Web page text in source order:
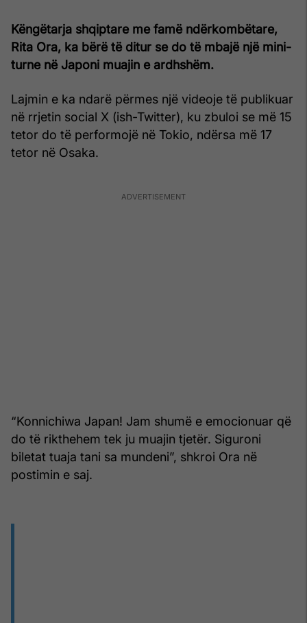
Këngëtarja shqiptare me famë ndërkombëtare,
Rita Ora, ka bërë të ditur se do të mbajë një mini-
turne në Japoni muajin e ardhshëm.
Lajmin e ka ndarë përmes një videoje të publikuar
në rrjetin social X (ish-Twitter), ku zbuloi se më 15
tetor do të performojë në Tokio, ndërsa më 17
tetor në Osaka.
“Konnichiwa Japan! Jam shumë e emocionuar që
do të rikthehem tek ju muajin tjetër. Siguroni
biletat tuaja tani sa mundeni”, shkroi Ora në
postimin e saj.